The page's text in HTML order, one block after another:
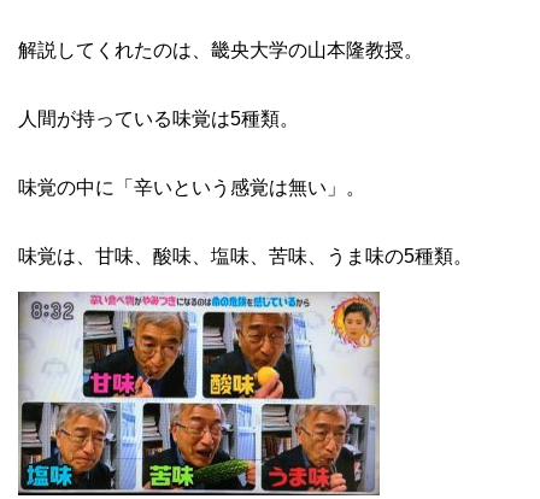
解説してくれたのは、畿央大学の山本隆教授。
人間が持っている味覚は5種類。
味覚の中に「辛いという感覚は無い」。
味覚は、甘味、酸味、塩味、苦味、うま味の5種類。